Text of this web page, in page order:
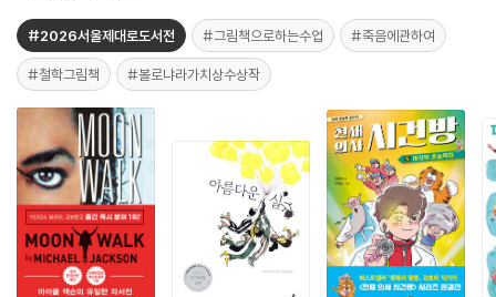
#2026서울제대로도서전 #그림책으로하는수업 #죽음에관하여
#철학그림책 #볼로냐라가치상수상작